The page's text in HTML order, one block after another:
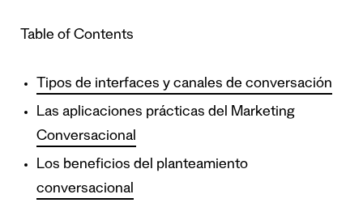
Table of Contents
Tipos de interfaces y canales de conversación
Las aplicaciones prácticas del Marketing
Conversacional
Los beneficios del planteamiento
conversacional